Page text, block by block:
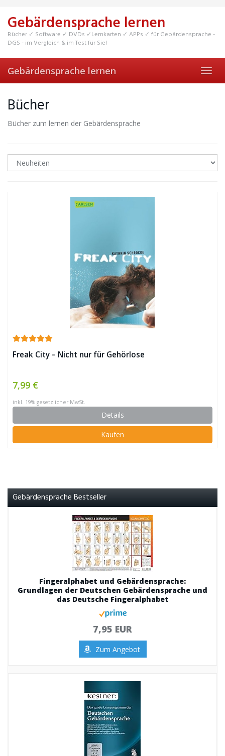
main
content
Gebärdensprache lernen
Bücher ✓ Software ✓ DVDs ✓Lernkarten ✓ APPs ✓ für Gebärdensprache -
DGS - im Vergleich & im Test für Sie!
Gebärdensprache lernen
Bücher
Bücher zum lernen der Gebärdensprache
Freak City – Nicht nur für Gehörlose
7,99 €
inkl. 19% gesetzlicher MwSt.
Details
Kaufen
Gebärdensprache Bestseller
Fingeralphabet und Gebärdensprache:
Grundlagen der Deutschen Gebärdensprache und
das Deutsche Fingeralphabet
7,95 EUR
Zum Angebot